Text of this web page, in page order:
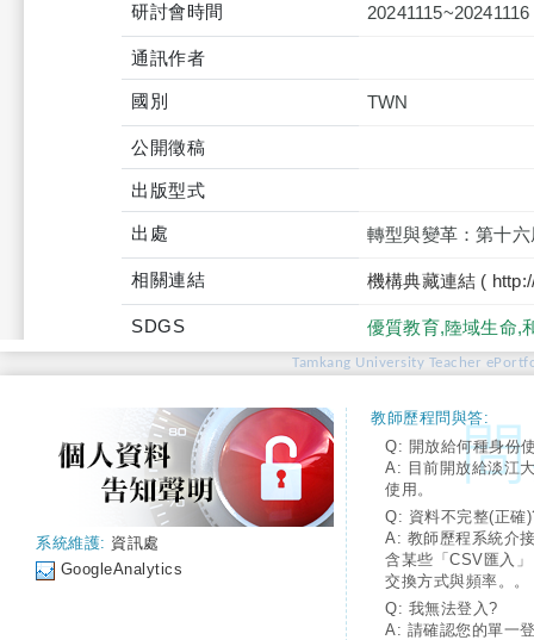
研討會時間 20241115~20241116
通訊作者
國別 TWN
公開徵稿
出版型式
出處 轉型與變革：第十
相關連結 機構典藏連結 (
SDGS 優質教育,陸域生命,
Tamkang University Teacher
系統維護: 資訊處
GoogleAnalytics
教師歷程問與答:
Q: 開放給何種身份
A: 目前開放給淡江
使用。
Q: 資料不完整(正確
A: 教師歷程系統介
含某些「CSV匯入
交換方式與頻率。。
Q: 我無法登入?
A: 請確認您的單一